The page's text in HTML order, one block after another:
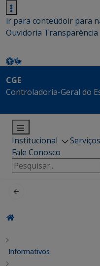
ir para conteúdoir para
Ouvidoria Transparência
CGE
Controladoria-Geral do
Institucional Serviços
Fale Conosco
Pesquisar
por:
Informativos